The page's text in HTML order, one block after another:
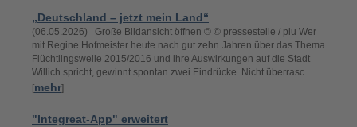
„Deutschland – jetzt mein Land“
(06.05.2026) Große Bildansicht öffnen © © pressestelle / plu Wer
mit Regine Hofmeister heute nach gut zehn Jahren über das Thema
Flüchtlingswelle 2015/2016 und ihre Auswirkungen auf die Stadt
Willich spricht, gewinnt spontan zwei Eindrücke. Nicht überrasc...
[mehr]
"Integreat-App" erweitert